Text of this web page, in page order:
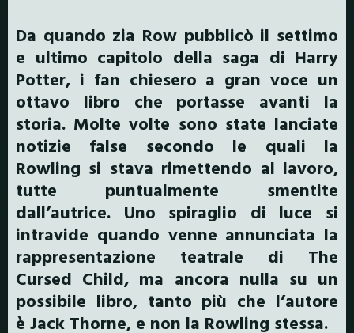
Da quando zia Row pubblicò il settimo
e ultimo capitolo della saga di Harry
Potter, i fan chiesero a gran voce un
ottavo libro che portasse avanti la
storia. Molte volte sono state lanciate
notizie false secondo le quali la
Rowling si stava rimettendo al lavoro,
tutte puntualmente smentite
dall’autrice. Uno spiraglio di luce si
intravide quando venne annunciata la
rappresentazione teatrale di The
Cursed Child, ma ancora nulla su un
possibile libro, tanto più che l’autore
è Jack Thorne, e non la Rowling stessa.